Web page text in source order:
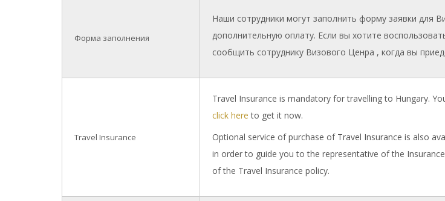
Форма заполнения
Наши сотрудники могут заполнить форму заявки для
дополнительную оплату. Если вы хотите
сообщить сотруднику Визового Ценра , когда вы
Travel Insurance
Travel Insurance is mandatory for travelling to Hungary.
click here to get it now.
Optional service of purchase of Travel Insurance is also
in order to guide you to the representative of the
of the Travel Insurance policy.